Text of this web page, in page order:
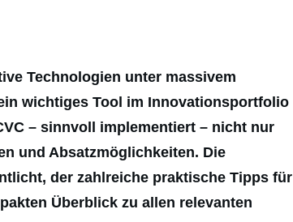
Technologien unter massivem
wichtiges Tool im Innovationsportfolio
– sinnvoll implementiert – nicht nur
und Absatzmöglichkeiten. Die
der zahlreiche praktische Tipps für
Überblick zu allen relevanten